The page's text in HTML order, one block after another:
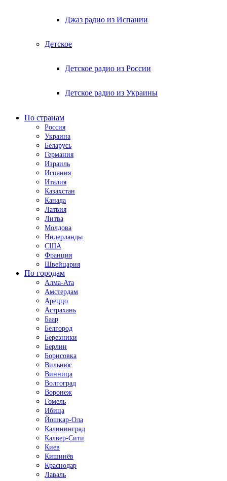
Джаз радио из Испании
Детское
Детское радио из России
Детское радио из Украины
По странам
Россия
Украина
Беларусь
Германия
Израиль
Испания
Италия
Казахстан
Канада
Латвия
Литва
Молдова
Нидерланды
США
Франция
Швейцария
По городам
Алма-Ата
Амстердам
Ареццо
Астрахань
Баар
Белгород
Березники
Берлин
Борисовка
Вильнюс
Винница
Волгоград
Воронеж
Гомель
Ибица
Йошкар-Ола
Калининград
Калвер-Сити
Киев
Кишинёв
Краснодар
Лаваль